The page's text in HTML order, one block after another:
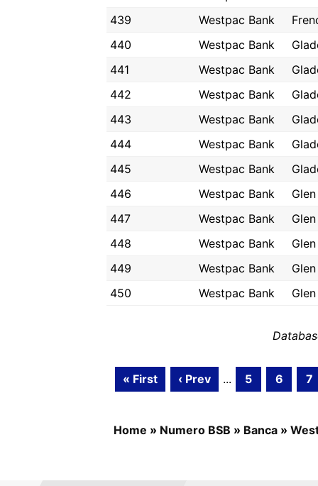
439
Westpac Bank
440
Westpac Bank
441
Westpac Bank
442
Westpac Bank
443
Westpac Bank
444
Westpac Bank
445
Westpac Bank
446
Westpac Bank
447
Westpac Bank
448
Westpac Bank
449
Westpac Bank
450
Westpac Bank
« First ‹ Prev ... 5 6 7
Home » Numero BSB » Banca »